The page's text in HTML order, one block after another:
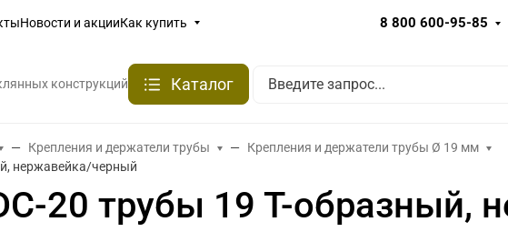
Новости и акцииКак купить 8 800 600-95-85
конструкций Каталог
Крепления и держатели трубы
Крепления и держатели трубы Ø 19 мм
нержавейка/черный
20 трубы 19 Т-образный,